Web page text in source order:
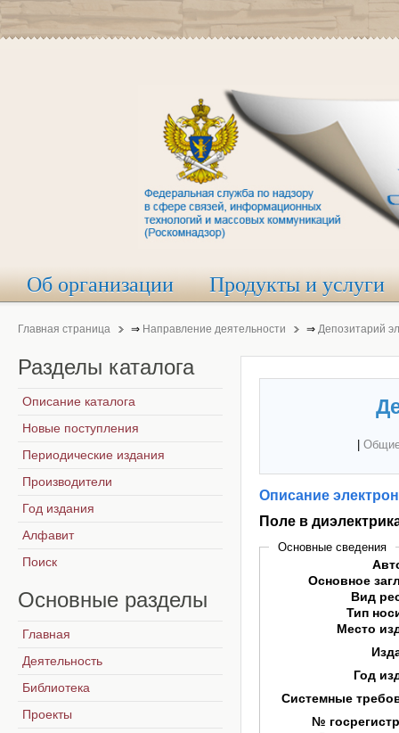
Об организации Продукты и услуги
Главная страница ⇒ Направление деятельности ⇒ Депозитарий
Описание
Поле в
Основные сведения
Основное
Вид
Тип
Место
Год
Системные
№
Разделы каталога
Описание каталога
Новые поступления
Периодические издания
Производители
Год издания
Алфавит
Поиск
Основные разделы
Главная
Деятельность
Библиотека
Проекты